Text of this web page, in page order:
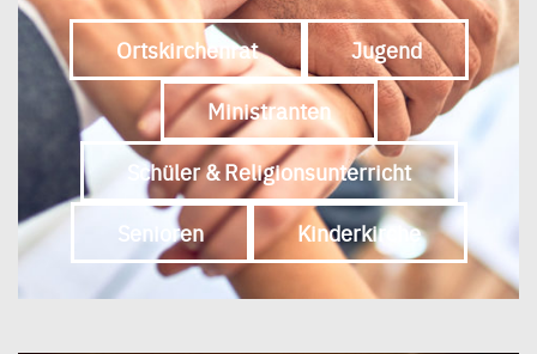
Ortskirchenrat Jugend
Ministranten
Schüler & Religionsunterricht
Senioren Kinderkirche